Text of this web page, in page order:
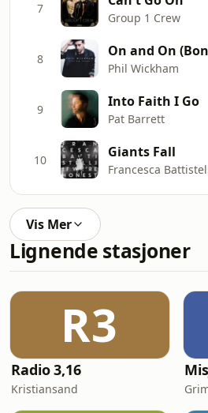
7
Group 1 Crew
8 On and On
Phil Wickham
9 Into Faith I Go
Pat Barrett
10 Giants Fall
Francesca
Vis Mer
Lignende stasjoner
R3
Radio 3,16
Kristiansand